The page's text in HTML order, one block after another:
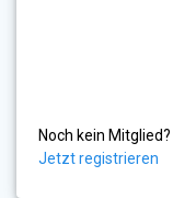
Noch kein Mitglied?
Jetzt registrieren